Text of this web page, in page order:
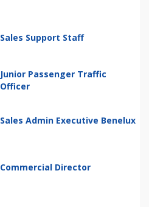
Sales Support Staff
Junior Passenger Traffic
Officer
Sales Admin Executive Benelux
Commercial Director